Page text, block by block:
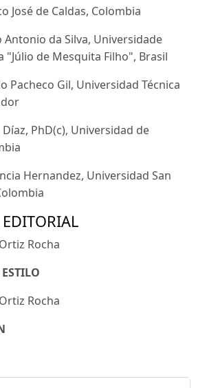
José de Caldas, Colombia
Antonio da Silva, Universidade
"Júlio de Mesquita Filho", Brasil
Pacheco Gil, Universidad Técnica
Díaz, PhD(c), Universidad de
Hernandez, Universidad San
Rocha
Rocha